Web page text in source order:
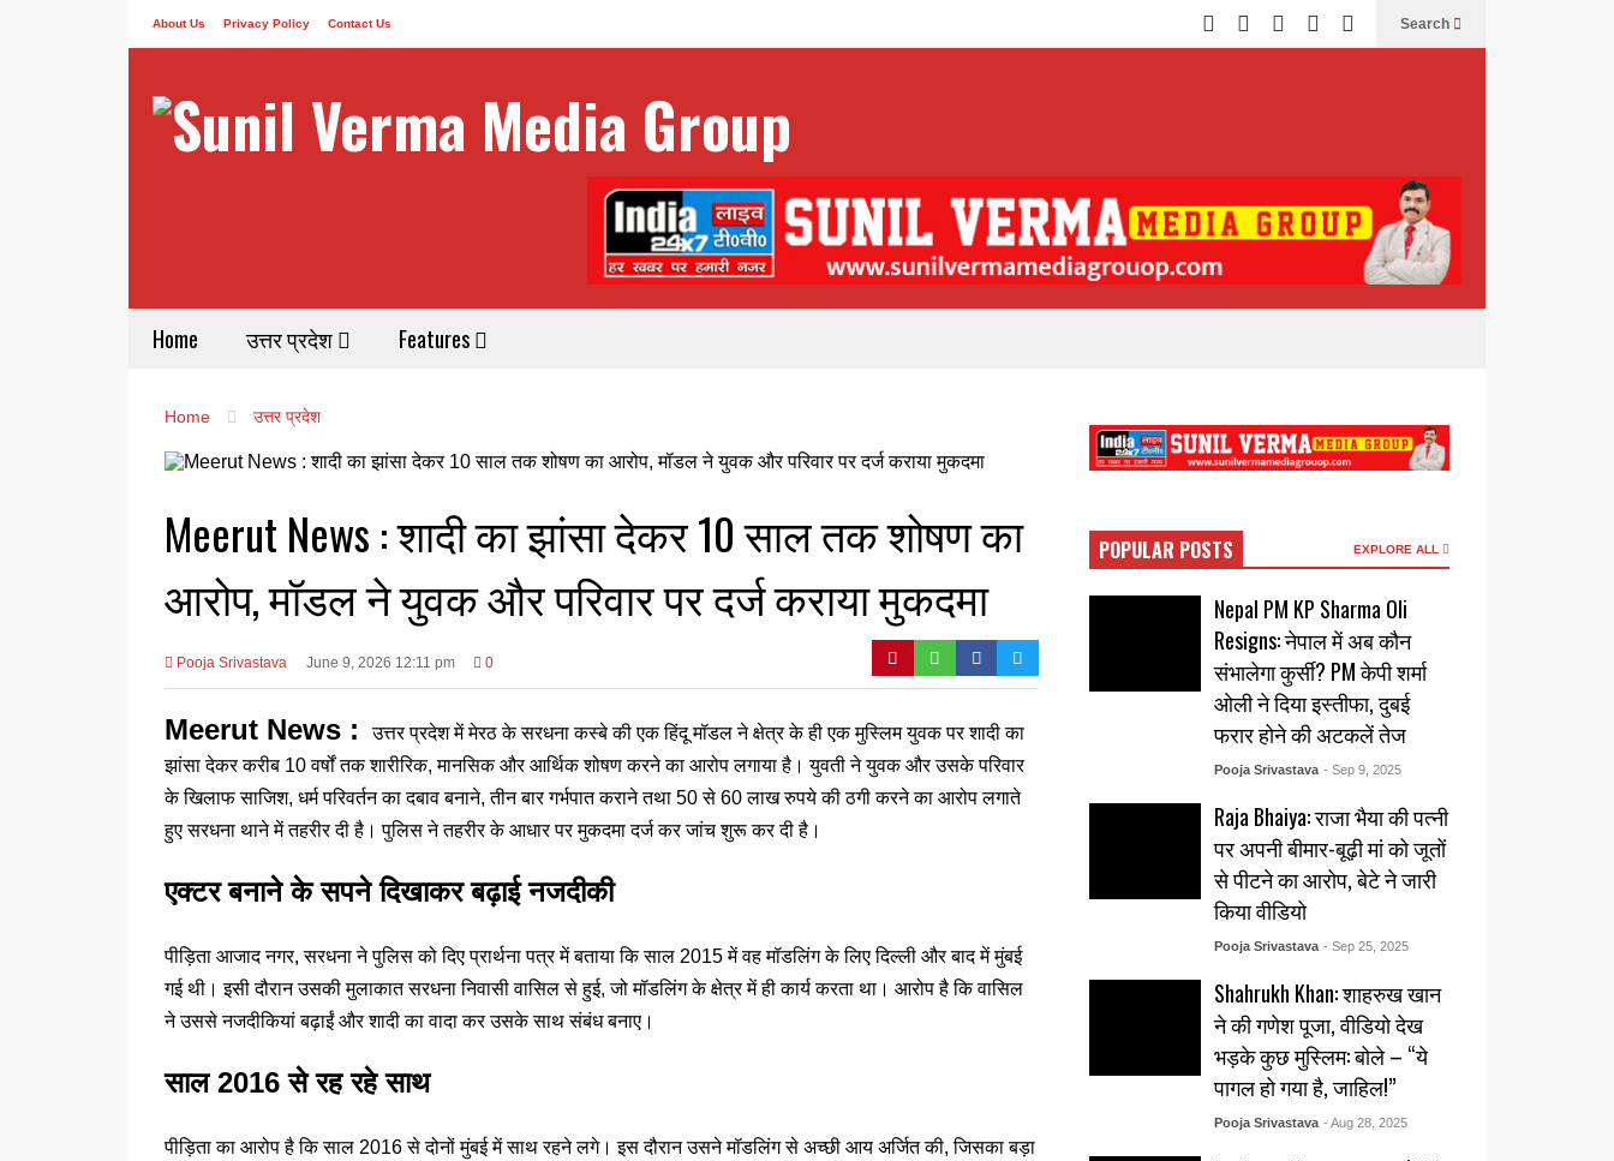
About Us Privacy Policy Contact Us Search
Home उत्तर प्रदेश Features
Home उत्तर प्रदेश
Meerut News : शादी का झांसा देकर 10 साल तक शोषण का
आरोप, मॉडल ने युवक और परिवार पर दर्ज कराया मुकदमा
Pooja Srivastava June 9, 2026 12:11 pm 0
Meerut News :
उत्तर प्रदेश में मेरठ के सरधना कस्बे की एक हिंदू मॉडल ने क्षेत्र के ही एक मुस्लिम युवक पर शादी का
झांसा देकर करीब 10 वर्षों तक शारीरिक, मानसिक और आर्थिक शोषण करने का आरोप लगाया है। युवती ने युवक और उसके परिवार
के खिलाफ साजिश, धर्म परिवर्तन का दबाव बनाने, तीन बार गर्भपात कराने तथा 50 से 60 लाख रुपये की ठगी करने का आरोप लगाते
हुए सरधना थाने में तहरीर दी है। पुलिस ने तहरीर के आधार पर मुकदमा दर्ज कर जांच शुरू कर दी है।
एक्टर बनाने के सपने दिखाकर बढ़ाई नजदीकी
पीड़िता आजाद नगर, सरधना ने पुलिस को दिए प्रार्थना पत्र में बताया कि साल 2015 में वह मॉडलिंग के लिए दिल्ली और बाद में मुंबई
गई थी। इसी दौरान उसकी मुलाकात सरधना निवासी वासिल से हुई, जो मॉडलिंग के क्षेत्र में ही कार्य करता था। आरोप है कि वासिल
ने उससे नजदीकियां बढ़ाईं और शादी का वादा कर उसके साथ संबंध बनाए।
साल 2016 से रह रहे साथ
पीड़िता का आरोप है कि साल 2016 से दोनों मुंबई में साथ रहने लगे। इस दौरान उसने मॉडलिंग से अच्छी आय अर्जित की, जिसका बड़ा
POPULAR POSTS EXPLORE ALL
Nepal PM KP Sharma Oli
Resigns: नेपाल में अब कौन
संभालेगा कुर्सी? PM केपी शर्मा
ओली ने दिया इस्तीफा, दुबई
फरार होने की अटकलें तेज
Pooja Srivastava - Sep 9, 2025
Raja Bhaiya: राजा भैया की पत्नी
पर अपनी बीमार-बूढ़ी मां को जूतों
से पीटने का आरोप, बेटे ने जारी
किया वीडियो
Pooja Srivastava - Sep 25, 2025
Shahrukh Khan: शाहरुख खान
ने की गणेश पूजा, वीडियो देख
भड़के कुछ मुस्लिम: बोले – “ये
पागल हो गया है, जाहिल!”
Pooja Srivastava - Aug 28, 2025